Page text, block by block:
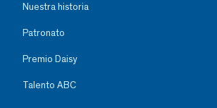
Nuestra historia
Patronato
Premio Daisy
Talento ABC